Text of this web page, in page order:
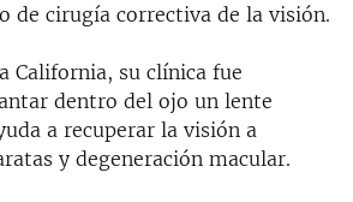
de cirugía correctiva de la visión.
California, su clínica fue
dentro del ojo un lente
a recuperar la visión a
y degeneración macular.